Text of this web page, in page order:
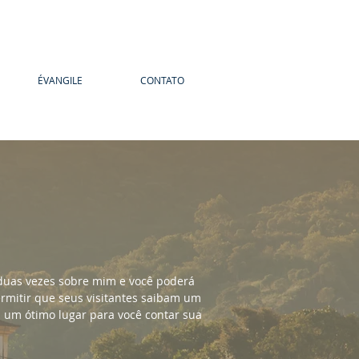
ÉVANGILE CONTATO
vezes sobre mim e você poderá
que seus visitantes saibam um
ótimo lugar para você contar sua